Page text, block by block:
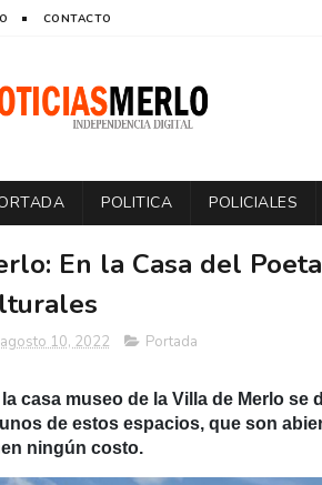
CONTACTO
POLITICA POLICIALES
En la Casa del
agosto 10, 2022 Portada
la casa museo de la Villa de Merlo
de estos espacios, que son
ningún costo.